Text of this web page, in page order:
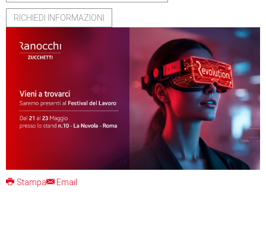
RICHIEDI INFORMAZIONI
Stampa Email